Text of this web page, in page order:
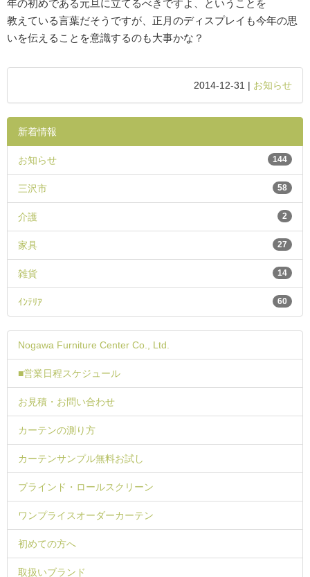
年の初めである元旦に立てるべきですよ、ということを
教えている言葉だそうですが、正月のディスプレイも今年の思
いを伝えることを意識するのも大事かな？
2014-12-31 | お知らせ
新着情報
144
お知らせ
58
三沢市
2
介護
27
家具
14
雑貨
60
ｲﾝﾃﾘｱ
Nogawa Furniture Center Co., Ltd.
■営業日程スケジュール
お見積・お問い合わせ
カーテンの測り方
カーテンサンプル無料お試し
ブラインド・ロールスクリーン
ワンプライスオーダーカーテン
初めての方へ
取扱いブランド